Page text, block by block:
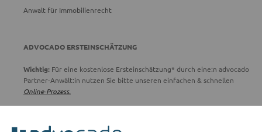
Anwalt für Immobilienrecht
ADVOCADO ERSTEINSCHÄTZUNG
Wichtig: Für eine kostenlose Ersteinschätzung* durch eine:n advocado
Partner-Anwält:in nutzen Sie bitte unseren einfachen & schnellen
Online-Prozess.
einen Partner-Anwalt werktags (außer samstags) zwischen 9:00 und